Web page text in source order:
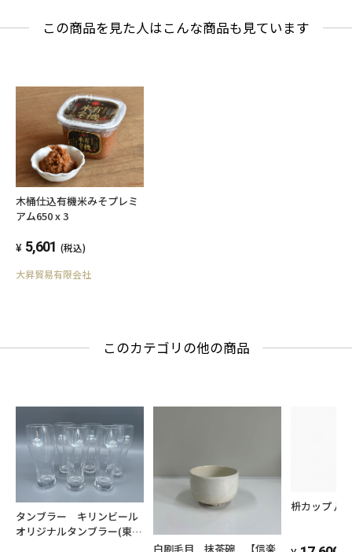
この商品を見た人はこんな商品も見ています
木桶仕込有機米みそプレミ
アム650 x 3
5,601 (税込)
大昇貿易有限会社
このカテゴリの他の商品
タンブラー キリンビール
オリジナルタンブラー(東洋
白刷毛目 抹茶碗 【信楽
枡カップ 八